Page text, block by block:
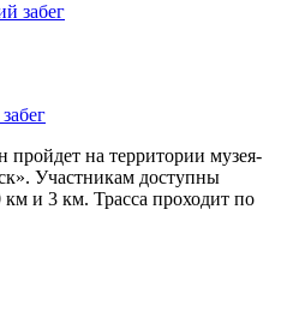
на территории музея-
Участникам доступны
и 3 км. Трасса проходит по